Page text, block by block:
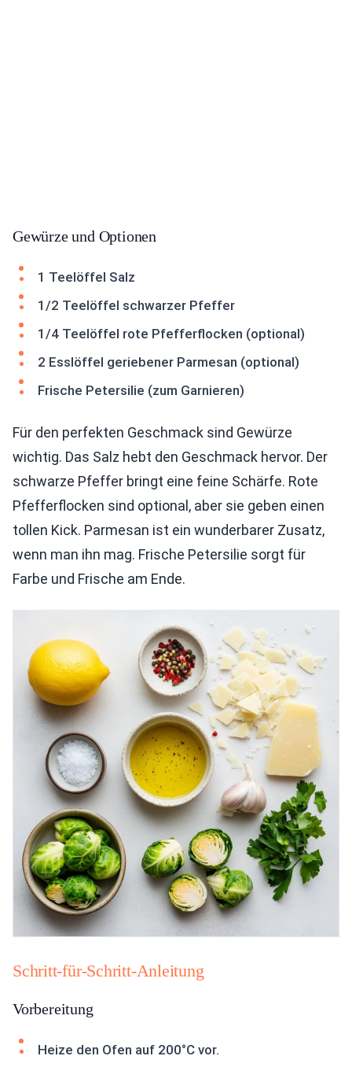
Gewürze und Optionen
1 Teelöffel Salz
1/2 Teelöffel schwarzer Pfeffer
1/4 Teelöffel rote Pfefferflocken (optional)
2 Esslöffel geriebener Parmesan (optional)
Frische Petersilie (zum Garnieren)
Für den perfekten Geschmack sind Gewürze
wichtig. Das Salz hebt den Geschmack hervor. Der
schwarze Pfeffer bringt eine feine Schärfe. Rote
Pfefferflocken sind optional, aber sie geben einen
tollen Kick. Parmesan ist ein wunderbarer Zusatz,
wenn man ihn mag. Frische Petersilie sorgt für
Farbe und Frische am Ende.
Schritt-für-Schritt-Anleitung
Vorbereitung
Heize den Ofen auf 200°C vor.